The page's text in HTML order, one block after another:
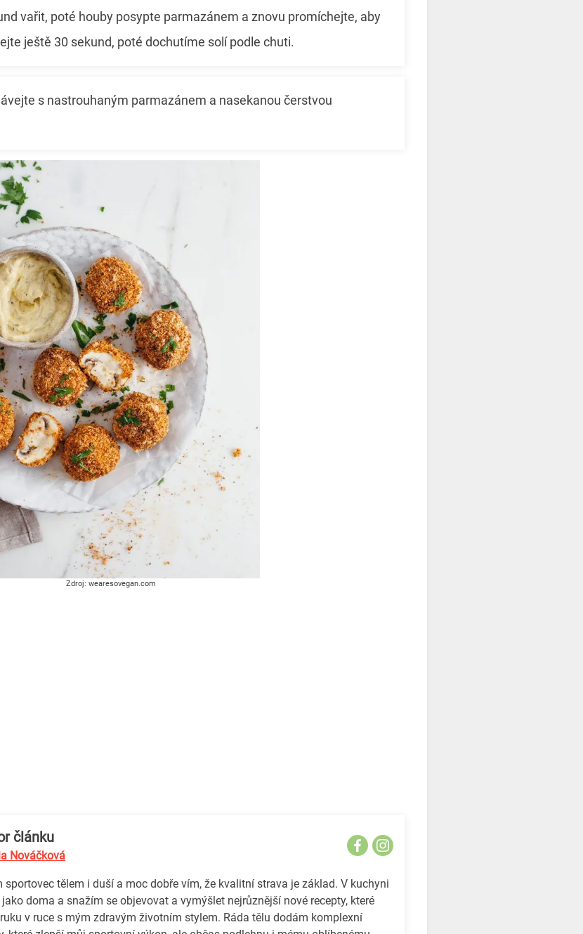
vařit, poté houby posypte parmazánem a znovu promíchejte, aby
ještě 30 sekund, poté dochutíme solí podle chuti.
s nastrouhaným parmazánem a nasekanou čerstvou
Zdroj: wearesovegan.com
článku
Nováčková
sportovec tělem i duší a moc dobře vím, že kvalitní strava je základ. V kuchyni
doma a snažím se objevovat a vymýšlet nejrůznější nové recepty, které
v ruce s mým zdravým životním stylem. Ráda tělu dodám komplexní